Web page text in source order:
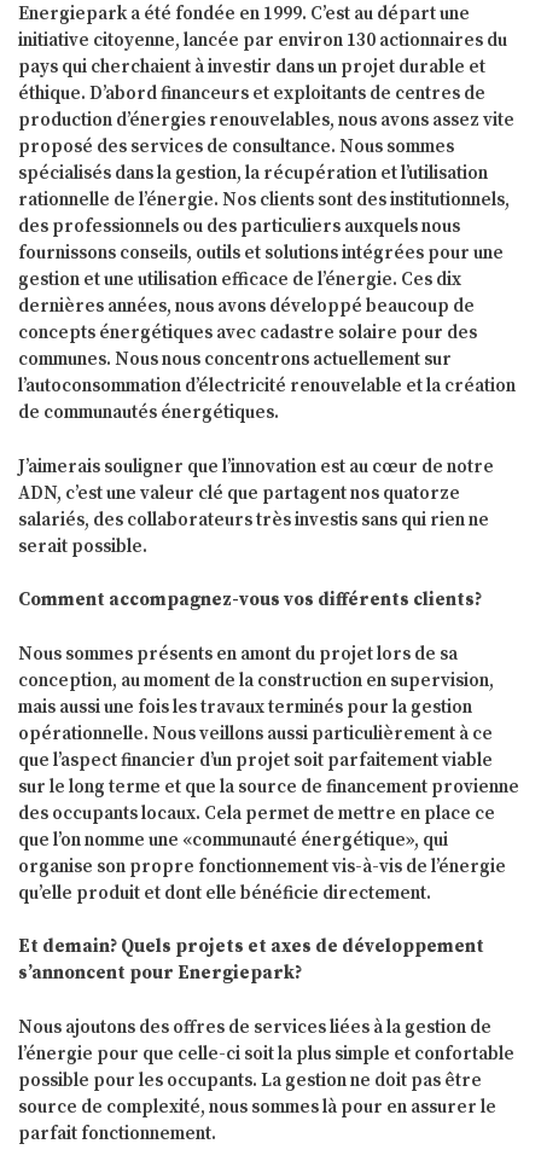
Energiepark a été fondée en 1999. C’est au départ une
initiative citoyenne, lancée par environ 130 actionnaires du
pays qui cherchaient à investir dans un projet durable et
éthique. D’abord financeurs et exploitants de centres de
production d’énergies renouvelables, nous avons assez vite
proposé des services de consultance. Nous sommes
spécialisés dans la gestion, la récupération et l’utilisation
rationnelle de l’énergie. Nos clients sont des institutionnels,
des professionnels ou des particuliers auxquels nous
fournissons conseils, outils et solutions intégrées pour une
gestion et une utilisation efficace de l’énergie. Ces dix
dernières années, nous avons développé beaucoup de
concepts énergétiques avec cadastre solaire pour des
communes. Nous nous concentrons actuellement sur
l’autoconsommation d’électricité renouvelable et la création
de communautés énergétiques.
J’aimerais souligner que l’innovation est au cœur de notre
ADN, c’est une valeur clé que partagent nos quatorze
salariés, des collaborateurs très investis sans qui rien ne
serait possible.
Comment accompagnez-vous vos différents clients?
Nous sommes présents en amont du projet lors de sa
conception, au moment de la construction en supervision,
mais aussi une fois les travaux terminés pour la gestion
opérationnelle. Nous veillons aussi particulièrement à ce
que l’aspect financier d’un projet soit parfaitement viable
sur le long terme et que la source de financement provienne
des occupants locaux. Cela permet de mettre en place ce
que l’on nomme une «communauté énergétique», qui
organise son propre fonctionnement vis-à-vis de l’énergie
qu’elle produit et dont elle bénéficie directement.
Et demain? Quels projets et axes de développement
s’annoncent pour Energiepark?
Nous ajoutons des offres de services liées à la gestion de
l’énergie pour que celle-ci soit la plus simple et confortable
possible pour les occupants. La gestion ne doit pas être
source de complexité, nous sommes là pour en assurer le
parfait fonctionnement.